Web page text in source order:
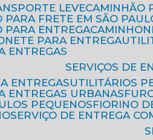
LEVE
PARA FRETE EM SÃO
PARA ENTREGA
PARA ENTREGA
ENTREGAS
SERVIÇOS DE
ENTREGAS
UTILITÁRIOS
ENTREGAS URBANAS
PEQUENOS
FIORINO
SERVIÇO DE ENTREGA